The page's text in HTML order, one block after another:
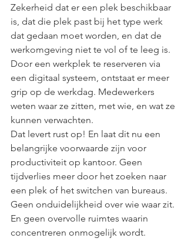
Zekerheid dat er een plek beschikbaar
is, dat die plek past bij het type werk
dat gedaan moet worden, en dat de
werkomgeving niet te vol of te leeg is.
Door een werkplek te reserveren via
een digitaal systeem, ontstaat er meer
grip op de werkdag. Medewerkers
weten waar ze zitten, met wie, en wat ze
kunnen verwachten.
Dat levert rust op! En laat dit nu een
belangrijke voorwaarde zijn voor
productiviteit op kantoor. Geen
tijdverlies meer door het zoeken naar
een plek of het switchen van bureaus.
Geen onduidelijkheid over wie waar zit.
En geen overvolle ruimtes waarin
concentreren onmogelijk wordt.